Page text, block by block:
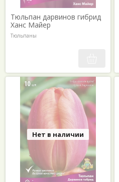
Тюльпан дарвинов гибрид
Ханс Майер
Тюльпаны
Нет в наличии